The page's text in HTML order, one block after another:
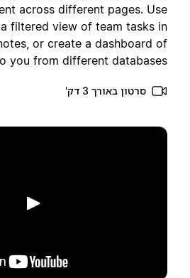
across different pages. Use
filtered view of team tasks in
or create a dashboard of
you from different databases.
סרטון באורך 3 דק'